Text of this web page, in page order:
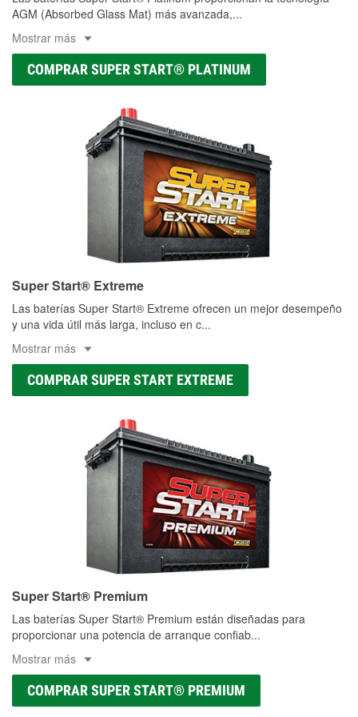
AGM (Absorbed Glass Mat) más avanzada,...
Mostrar más
COMPRAR SUPER START® PLATINUM
Super Start® Extreme
Las baterías Super Start® Extreme ofrecen un mejor desempeño
y una vida útil más larga, incluso en c...
Mostrar más
COMPRAR SUPER START EXTREME
Super Start® Premium
Las baterías Super Start® Premium están diseñadas para
proporcionar una potencia de arranque confiab...
Mostrar más
COMPRAR SUPER START® PREMIUM